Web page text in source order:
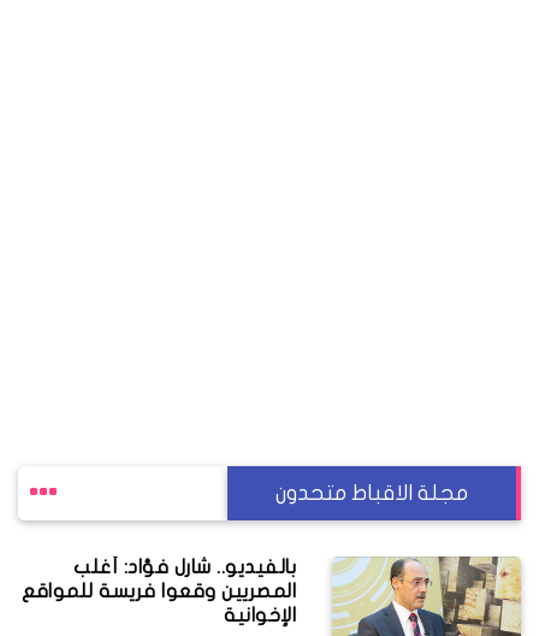
مجلة الاقباط متحدون
بالفيديو.. شارل فؤاد: أغلب
المصريين وقعوا فريسة للمواقع
الإخوانية